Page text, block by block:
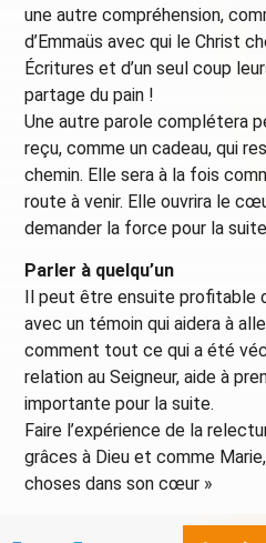
une autre compréhension,
d’Emmaüs avec qui le Christ
Écritures et d’un seul coup
partage du pain !
Une autre parole complétera
reçu, comme un cadeau, qui
chemin. Elle sera à la fois
route à venir. Elle ouvrira le
demander la force pour la
Parler à quelqu’un
Il peut être ensuite profitable
avec un témoin qui aidera à
comment tout ce qui a été
relation au Seigneur, aide à
importante pour la suite.
Faire l’expérience de la
grâces à Dieu et comme
choses dans son cœur »